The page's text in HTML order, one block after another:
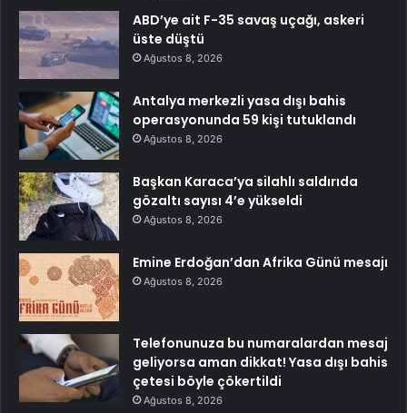
ABD’ye ait F-35 savaş uçağı, askeri
üste düştü
Ağustos 8, 2026
Antalya merkezli yasa dışı bahis
operasyonunda 59 kişi tutuklandı
Ağustos 8, 2026
Başkan Karaca’ya silahlı saldırıda
gözaltı sayısı 4’e yükseldi
Ağustos 8, 2026
Emine Erdoğan’dan Afrika Günü mesajı
Ağustos 8, 2026
Telefonunuza bu numaralardan mesaj
geliyorsa aman dikkat! Yasa dışı bahis
çetesi böyle çökertildi
Ağustos 8, 2026